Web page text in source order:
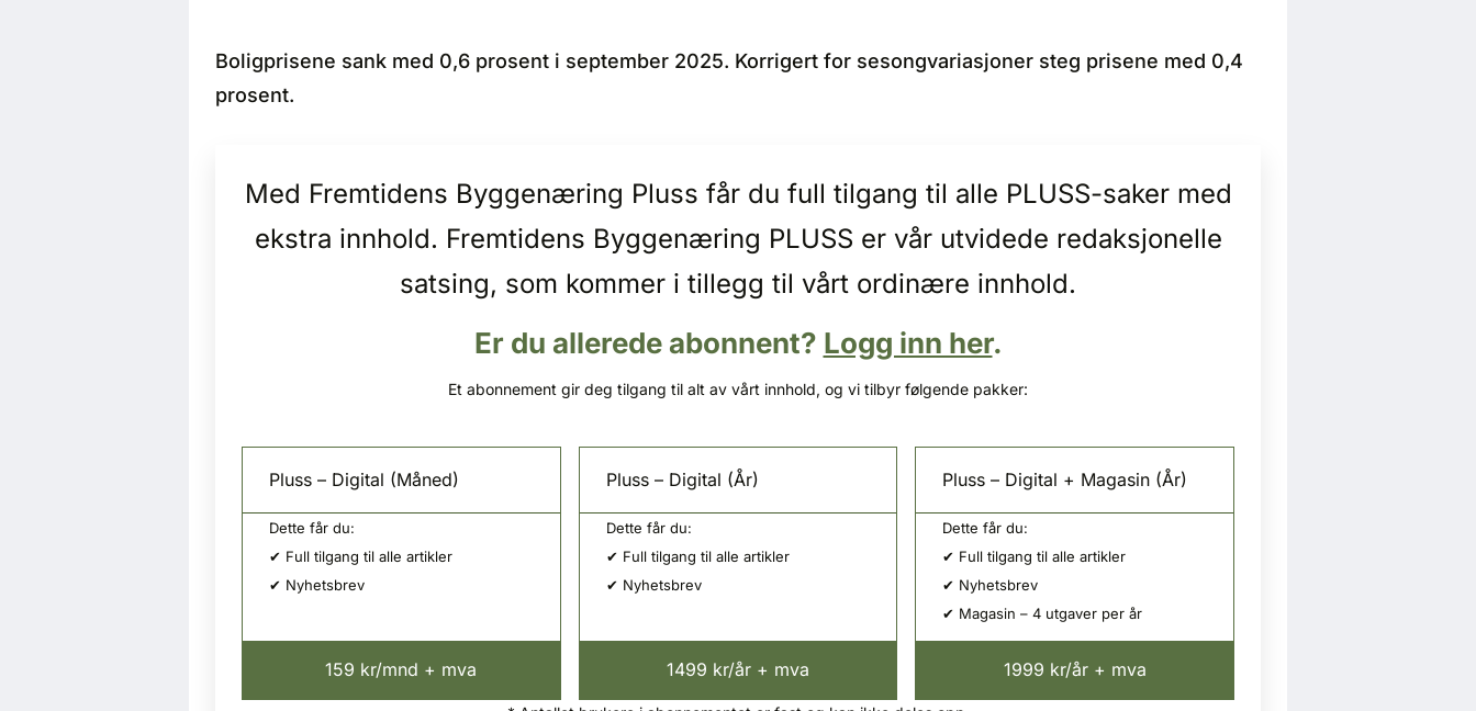
Boligprisene sank med 0,6 prosent i september 2025. Korrigert for sesongvariasjoner steg prisene med 0,4
prosent.
Med Fremtidens Byggenæring Pluss får du full tilgang til alle PLUSS-saker med
ekstra innhold. Fremtidens Byggenæring PLUSS er vår utvidede redaksjonelle
satsing, som kommer i tillegg til vårt ordinære innhold.
Er du allerede abonnent? Logg inn her.
Et abonnement gir deg tilgang til alt av vårt innhold, og vi tilbyr følgende pakker:
Pluss – Digital (Måned)
Dette får du:
✔ Full tilgang til alle artikler
✔ Nyhetsbrev
159 kr/mnd + mva
Pluss – Digital (År)
Dette får du:
✔ Full tilgang til alle artikler
✔ Nyhetsbrev
1499 kr/år + mva
Pluss – Digital + Magasin (År)
Dette får du:
✔ Full tilgang til alle artikler
✔ Nyhetsbrev
✔ Magasin – 4 utgaver per år
1999 kr/år + mva